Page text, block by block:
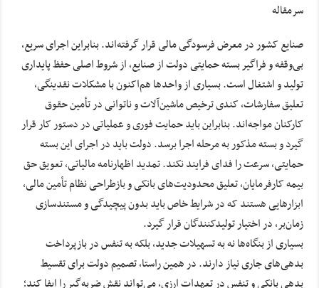
سرمقاله
صنایع کشور در معرض فرسودگی مالی قرار گرفته‌اند. بنابراین اجرای سریع،
بی‌وقفه و فراگیر بسته حمایتی دولت از صنایع، از شروط اصلی حفظ پایداری
تولید و اشتغال است. بسیاری از واحدها هم‌اکنون با مشکلات نقدینگی،
تعلیق سفارشات، کندی ترخیص ماشین‌آلات و ناتوانی در تأمین حقوق
کارکنان مواجه‌اند. بنابراین باید حمایت فوری و عملیاتی در دستور کار قرار
گیرد و بسته مذکور به مرحله اجرا برسد. دولت باید در اجرای این بسته
حمایتی، سرعت را فدای فرایند نکند. تمدید اظهارنامه مالیاتی، تعویق حق
بیمه کارفرمایان، تعلیق محدودیت‌های بانکی و بازطراحی نظام تأمین مالی،
ابزارهایی هستند که در شرایط خاص باید بدون پیچیدگی و مستندسازی
زمان‌بر، در اختیار تولیدکنندگان قرار گیرد.
بسیاری از بنگاه‌ها نه به تسهیلات جدید، بلکه به تنفس در بازپرداخت
بدهی‌های جاری نیاز دارند. در همین راستا، تصمیم دولت برای تقسیط
بدهی بانکی و تنفس در تعهدات ارزی، می‌تواند نقش ضربه‌گیر را ایفا کند؛